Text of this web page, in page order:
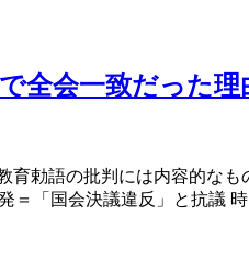
全会一致だった理
勅語の批判には内容的な
＝「国会決議違反」と抗議 時